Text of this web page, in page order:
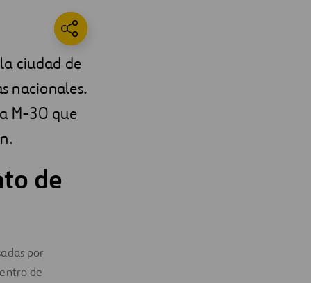
ciudad de
nacionales.
M-30 que
de
por
de